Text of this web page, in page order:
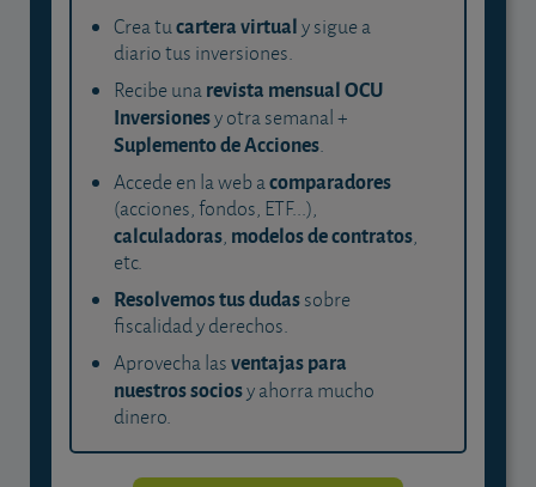
Crea tucartera virtualy sigue a
diario tus inversiones.
Recibe unarevista mensual OCU
Inversionesy otra semanal +
Suplemento de Acciones.
Accede en la web acomparadores
(acciones, fondos, ETF...),
calculadoras, modelos de contratos,
etc.
Resolvemos tus dudassobre
fiscalidad y derechos.
Aprovecha lasventajas para
nuestros sociosy ahorra mucho
dinero.